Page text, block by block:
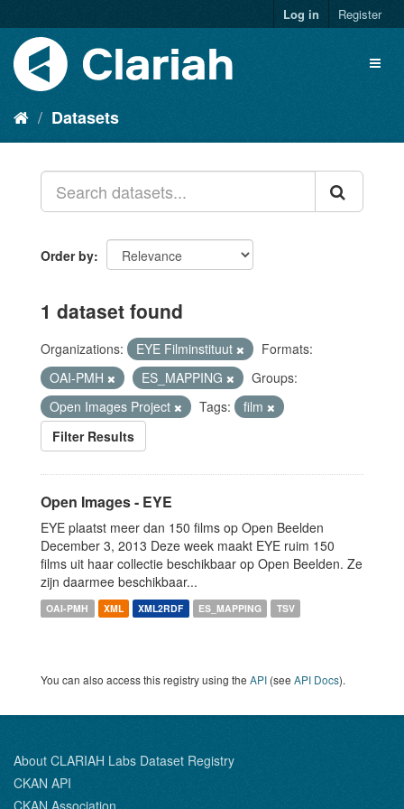
Log in Register
Datasets
Order by
1 dataset found
Organizations: EYE Filminstituut
Formats:
OAI-PMH
ES_MAPPING
Groups:
Open Images Project
Tags:
film
Filter Results
Open Images - EYE
EYE plaatst meer dan 150 films op Open Beelden
December 3, 2013 Deze week maakt EYE ruim 150
films uit haar collectie beschikbaar op Open Beelden. Ze
zijn daarmee beschikbaar...
OAI-PMH XML XML2RDF ES_MAPPING TSV
You can also access this registry using the API (see API Docs).
About CLARIAH Labs Dataset Registry
CKAN API
CKAN Association